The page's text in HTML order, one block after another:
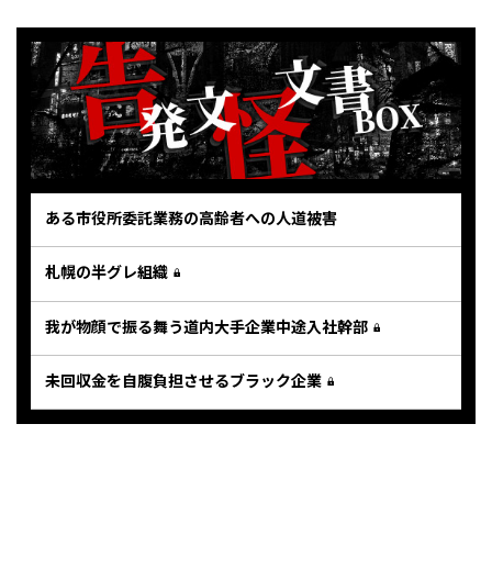
ある市役所委託業務の高齢者への人道被害
札幌の半グレ組織
我が物顔で振る舞う道内大手企業中途入社幹部
未回収金を自腹負担させるブラック企業